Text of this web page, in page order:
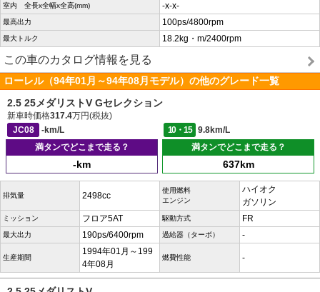
室内 全長x全幅x全高(mm) -x-x-
最高出力 100ps/4800rpm
最大トルク 18.2kg・m/2400rpm
この車のカタログ情報を見る
ローレル（94年01月～94年08月モデル）の他のグレード一覧
2.5 25メダリストV Gセレクション
新車時価格317.4万円(税抜)
JC08
-km/L 10・15
9.8km/L
満タンでどこまで走る？
-km
満タンでどこまで走る？
637km
排気量 2498cc
使用燃料
エンジン
ハイオク
ガソリン
ミッション フロア5AT 駆動方式 FR
最大出力 190ps/6400rpm 過給器（ターボ） -
生産期間
1994年01月～199
4年08月
燃費性能 -